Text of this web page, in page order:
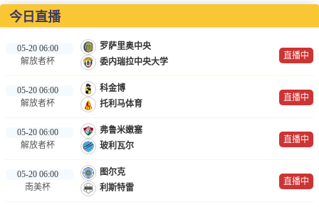
NBA
录像
足球录像
篮球录像
新闻
足球新闻
篮球新闻
今日直播
05-20 06:00
解放者杯
罗萨里奥中央
委内瑞拉中央大学
直播中
05-20 06:00
解放者杯
科金博
托利马体育
直播中
05-20 06:00
解放者杯
弗鲁米嫩塞
玻利瓦尔
直播中
05-20 06:00
南美杯
图尔克
利斯特雷
直播中